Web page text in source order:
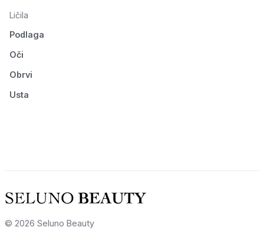
Ličila
Podlaga
Oči
Obrvi
Usta
© 2026 Seluno Beauty